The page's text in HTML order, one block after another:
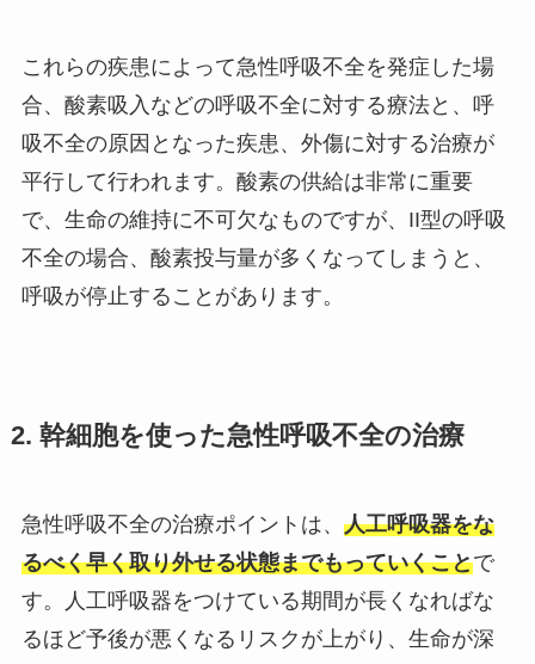
これらの疾患によって急性呼吸不全を発症した場
合、酸素吸入などの呼吸不全に対する療法と、呼
吸不全の原因となった疾患、外傷に対する治療が
平行して行われます。酸素の供給は非常に重要
で、生命の維持に不可欠なものですが、II型の呼吸
不全の場合、酸素投与量が多くなってしまうと、
呼吸が停止することがあります。
2. 幹細胞を使った急性呼吸不全の治療
急性呼吸不全の治療ポイントは、 人工呼吸器をな
るべく早く取り外せる状態までもっていくことで
す。人工呼吸器をつけている期間が長くなればな
るほど予後が悪くなるリスクが上がり、生命が深